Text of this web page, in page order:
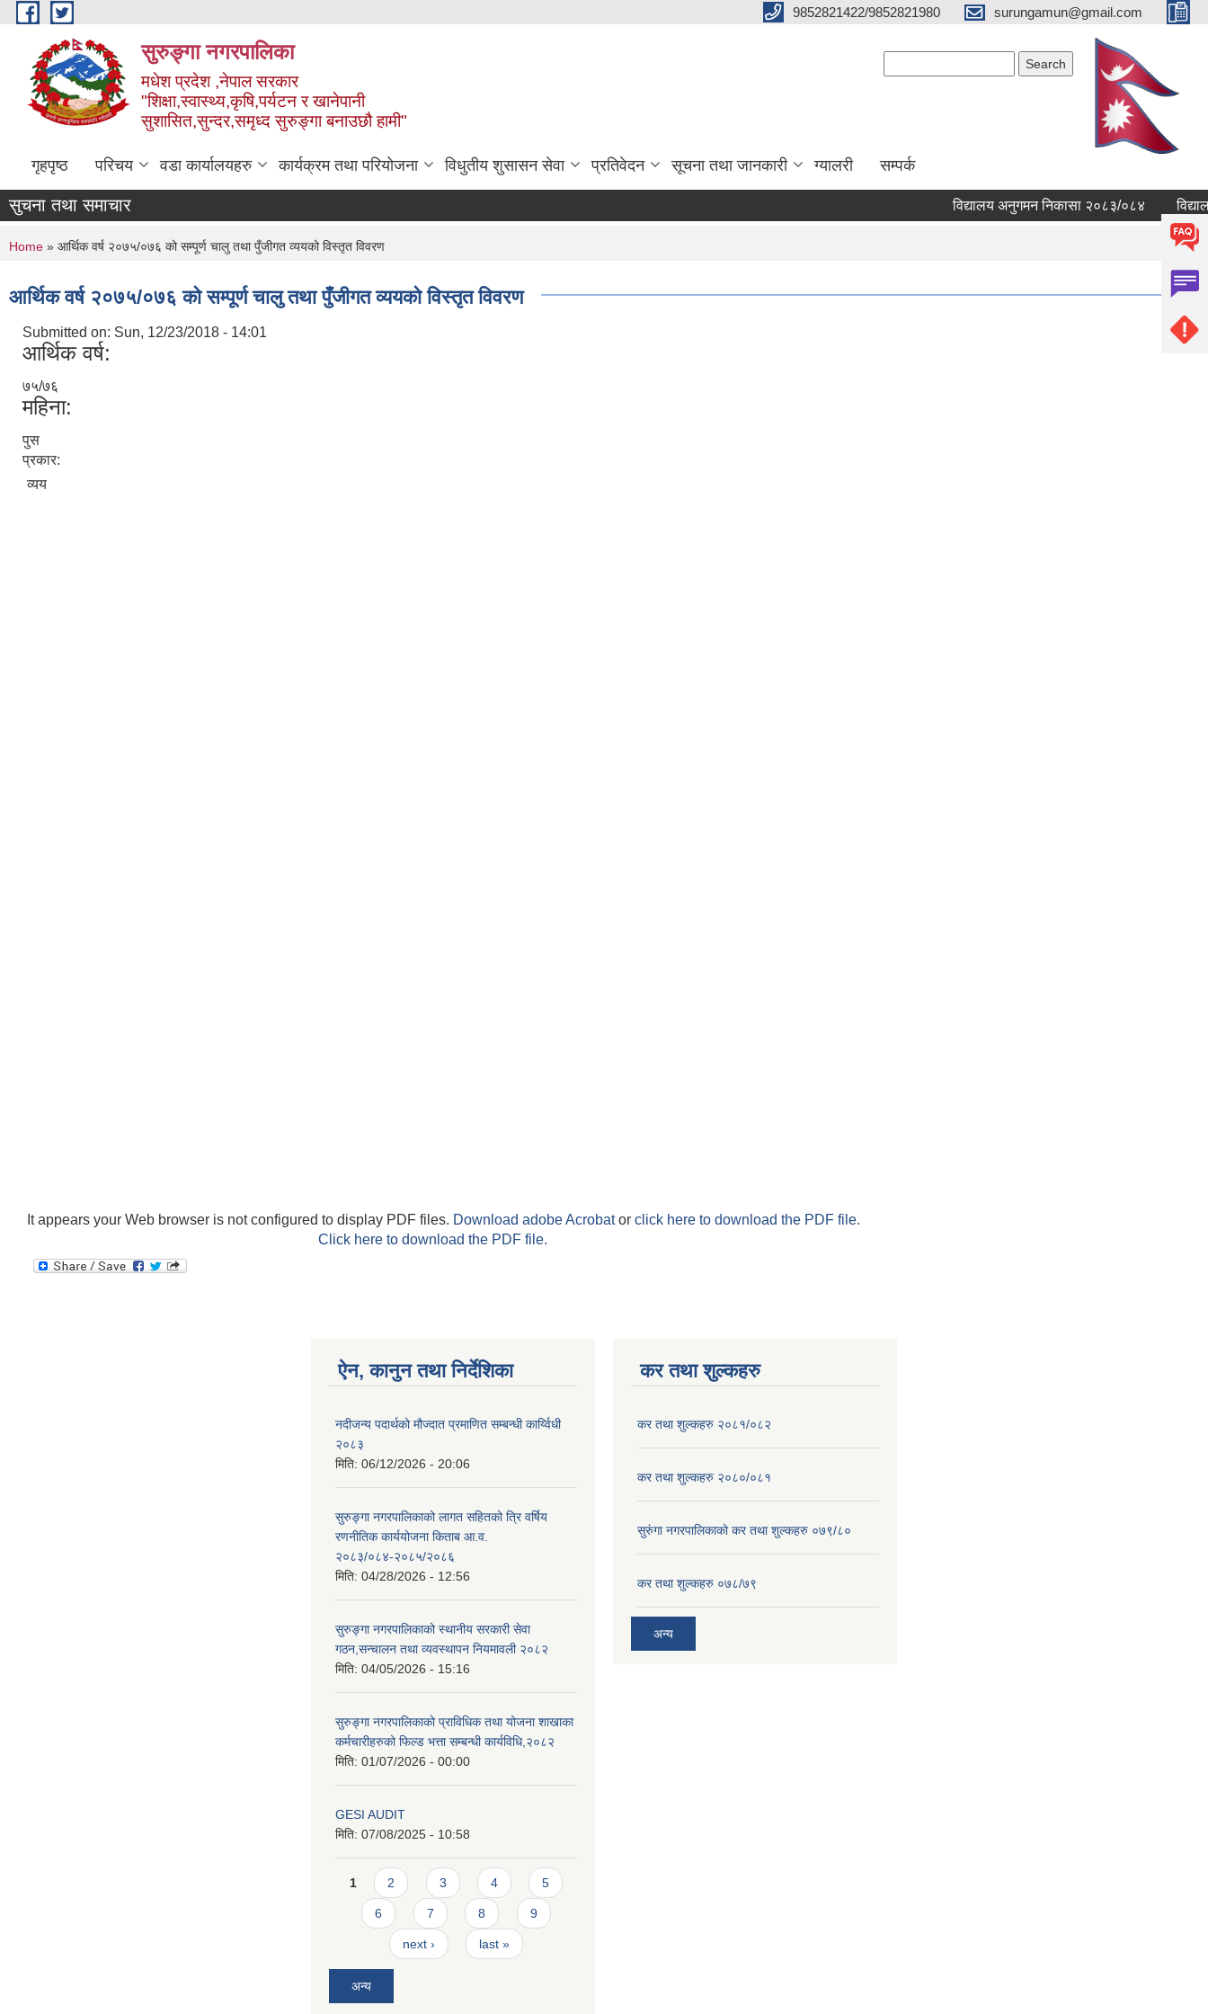
Skip to main content 9852821422/9852821980 surungamun@gmail.com
सुरुङ्‍गा नगरपालिका
मधेश प्रदेश ,नेपाल सरकार
"शिक्षा,स्वास्थ्य,कृषि,पर्यटन र खानेपानी
सुशासित,सुन्दर,समृध्द सुरुङ्गा बनाउछौ हामी"
गृहपृष्ठ परिचय वडा कार्यालयहरु कार्यक्रम तथा परियोजना विधुतीय शुसासन सेवा प्रतिवेदन सूचना तथा जानकारी ग्यालरी सम्पर्क
सुचना तथा समाचार विद्यालय अनुगमन निकासा २०८३/०८४
You are here
Home » आर्थिक वर्ष २०७५/०७६ को सम्पूर्ण चालु तथा पुँजीगत व्ययको विस्तृत विवरण
आर्थिक वर्ष २०७५/०७६ को सम्पूर्ण चालु तथा पुँजीगत व्ययको विस्तृत विवरण
Submitted on: Sun, 12/23/2018 - 14:01
आर्थिक वर्ष:
७५/७६
महिना:
पुस
प्रकार:
व्यय
It appears your Web browser is not configured to display PDF files. Download adobe Acrobator click here to download the PDF file.
Click here to download the PDF file.
ऐन, कानुन तथा निर्देशिका
नदीजन्य पदार्थको मौज्दात प्रमाणित सम्बन्धी कार्य्विधी
२०८३
मिति: 06/12/2026 - 20:06
सुरुङ्गा नगरपालिकाको लागत सहितको त्रि वर्षिय
रणनीतिक कार्ययोजना किताब आ.व.
२०८३/०८४-२०८५/२०८६
मिति: 04/28/2026 - 12:56
सुरुङ्गा नगरपालिकाको स्थानीय सरकारी सेवा
गठन,सन्चालन तथा व्यवस्थापन नियमावली २०८२
मिति: 04/05/2026 - 15:16
सुरुङ्गा नगरपालिकाको प्राविधिक तथा योजना शाखाका
कर्मचारीहरुको फिल्ड भत्ता सम्बन्धी कार्यविधि,२०८२
मिति: 01/07/2026 - 00:00
GESI AUDIT
मिति: 07/08/2025 - 10:58
Pages
1 2 3 4 5
6 7 8 9
next › last »
अन्य
कर तथा शुल्कहरु
कर तथा शुल्कहरु २०८१/०८२
कर तथा शुल्कहरु २०८०/०८१
सुरुंगा नगरपालिकाको कर तथा शुल्कहरु ०७९/८०
कर तथा शुल्कहरु ०७८/७९
अन्य